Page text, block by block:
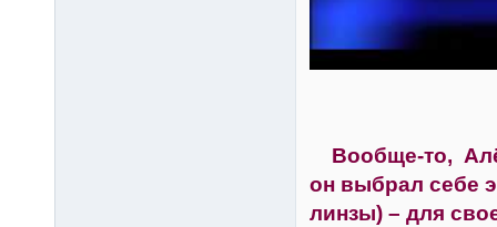
Вообще-то,
он выбрал себе
линзы) – для